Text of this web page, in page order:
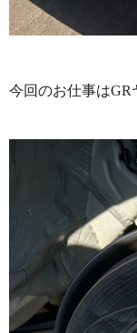
今回のお仕事はGR